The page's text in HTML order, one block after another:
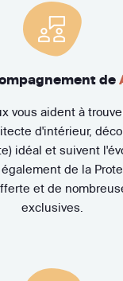
de
vous aident à
d'intérieur,
idéal et suivent
de la
et de
exclusives.